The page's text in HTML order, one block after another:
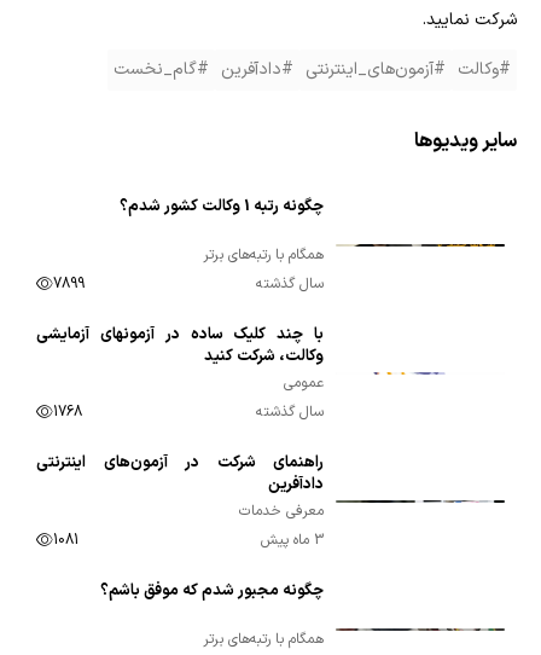
شرکت نمایید.
#وکالت #آزمون‌های_اینترنتی #دادآفرین #گام_نخست
سایر ویدیوها
چگونه رتبه 1 وکالت کشور شدم؟
همگام با رتبه‌های برتر
سال گذشته
7899
با چند کلیک ساده در آزمونهای آزمایشی
وکالت، شرکت کنید
عمومی
سال گذشته
1768
راهنمای شرکت در آزمون‌های اینترنتی
دادآفرین
معرفی خدمات
3 ماه پیش
1081
چگونه مجبور شدم که موفق باشم؟
همگام با رتبه‌های برتر